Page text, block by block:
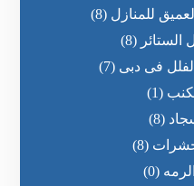
للمنازل (8)
(8)
فى دبى (7)
(1)
(8)
(8)
(0)